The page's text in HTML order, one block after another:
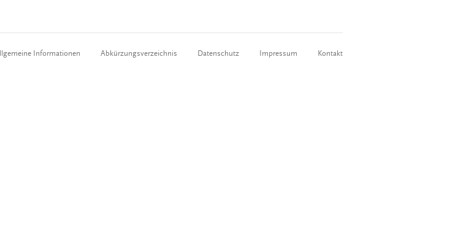
Informationen Abkürzungsverzeichnis Datenschutz Impressum Kontakt